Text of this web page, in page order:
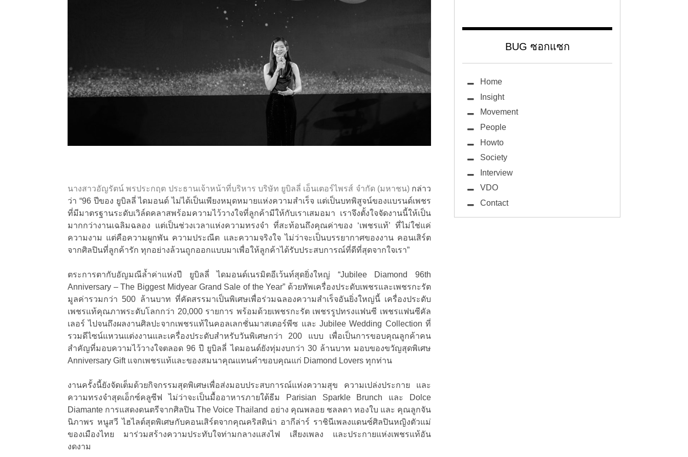
นางสาวอัญรัตน์ พรประกฤต ประธานเจ้าหน้าที่บริหาร บริษัท ยูบิลลี่ เอ็นเตอร์ไพรส์ จำกัด (มหาชน)กล่าว
ว่า “96 ปีของ ยูบิลลี่ ไดมอนด์ ไม่ได้เป็นเพียงหมุดหมายแห่งความสำเร็จ แต่เป็นบทพิสูจน์ของแบรนด์เพชร
ที่มีมาตรฐานระดับเวิล์ดคลาสพร้อมความไว้วางใจที่ลูกค้ามีให้กับเราเสมอมา เราจึงตั้งใจจัดงานนี้ให้เป็น
มากกว่างานเฉลิมฉลอง แต่เป็นช่วงเวลาแห่งความทรงจำ ที่สะท้อนถึงคุณค่าของ ‘เพชรแท้’ ที่ไม่ใช่แค่
ความงาม แต่คือความผูกพัน ความประณีต และความจริงใจ ไม่ว่าจะเป็นบรรยากาศของงาน คอนเสิร์ต
จากศิลปินที่ลูกค้ารัก ทุกอย่างล้วนถูกออกแบบมาเพื่อให้ลูกค้าได้รับประสบการณ์ที่ดีที่สุดจากใจเรา”
ตระการตากับอัญมณีล้ำค่าแห่งปี ยูบิลลี่ ไดมอนด์เนรมิตอีเว้นท์สุดยิ่งใหญ่ “Jubilee Diamond 96th
Anniversary – The Biggest Midyear Grand Sale of the Year” ด้วยทัพเครื่องประดับเพชรและเพชรกะรัต
มูลค่ารวมกว่า 500 ล้านบาท ที่คัดสรรมาเป็นพิเศษเพื่อร่วมฉลองความสำเร็จอันยิ่งใหญ่นี้ เครื่องประดับ
เพชรแท้คุณภาพระดับโลกกว่า 20,000 รายการ พร้อมด้วยเพชรกะรัต เพชรรูปทรงแฟนซี เพชรแฟนซีคัล
เลอร์ ไปจนถึงผลงานศิลปะจากเพชรแท้ในคอลเลกชั่นมาสเตอร์พีซ และ Jubilee Wedding Collection ที่
รวมดีไซน์แหวนแต่งงานและเครื่องประดับสำหรับวันพิเศษกว่า 200 แบบ เพื่อเป็นการขอบคุณลูกค้าคน
สำคัญที่มอบความไว้วางใจตลอด 96 ปี ยูบิลลี่ ไดมอนด์ยังทุ่มงบกว่า 30 ล้านบาท มอบของขวัญสุดพิเศษ
Anniversary Gift แจกเพชรแท้และของสมนาคุณแทนคำขอบคุณแก่ Diamond Lovers ทุกท่าน
งานครั้งนี้ยังจัดเต็มด้วยกิจกรรมสุดพิเศษเพื่อส่งมอบประสบการณ์แห่งความสุข ความเปล่งประกาย และ
ความทรงจำสุดเอ็กซ์คลูซีฟ ไม่ว่าจะเป็นมื้ออาหารภายใต้ธีม Parisian Sparkle Brunch และ Dolce
Diamante การแสดงดนตรีจากศิลปิน The Voice Thailand อย่าง คุณพลอย ชลลดา ทองใบ และ คุณลูกจัน
นิภาพร หนูสวี ไฮไลต์สุดพิเศษกับคอนเสิร์ตจากคุณคริสติน่า อากีล่าร์ ราชินีเพลงแดนซ์ศิลปินหญิงตัวแม่
ของเมืองไทย มาร่วมสร้างความประทับใจท่ามกลางแสงไฟ เสียงเพลง และประกายแห่งเพชรแท้อัน
งดงาม
BUG ซอกแซก
Home
Insight
Movement
People
Howto
Society
Interview
VDO
Contact